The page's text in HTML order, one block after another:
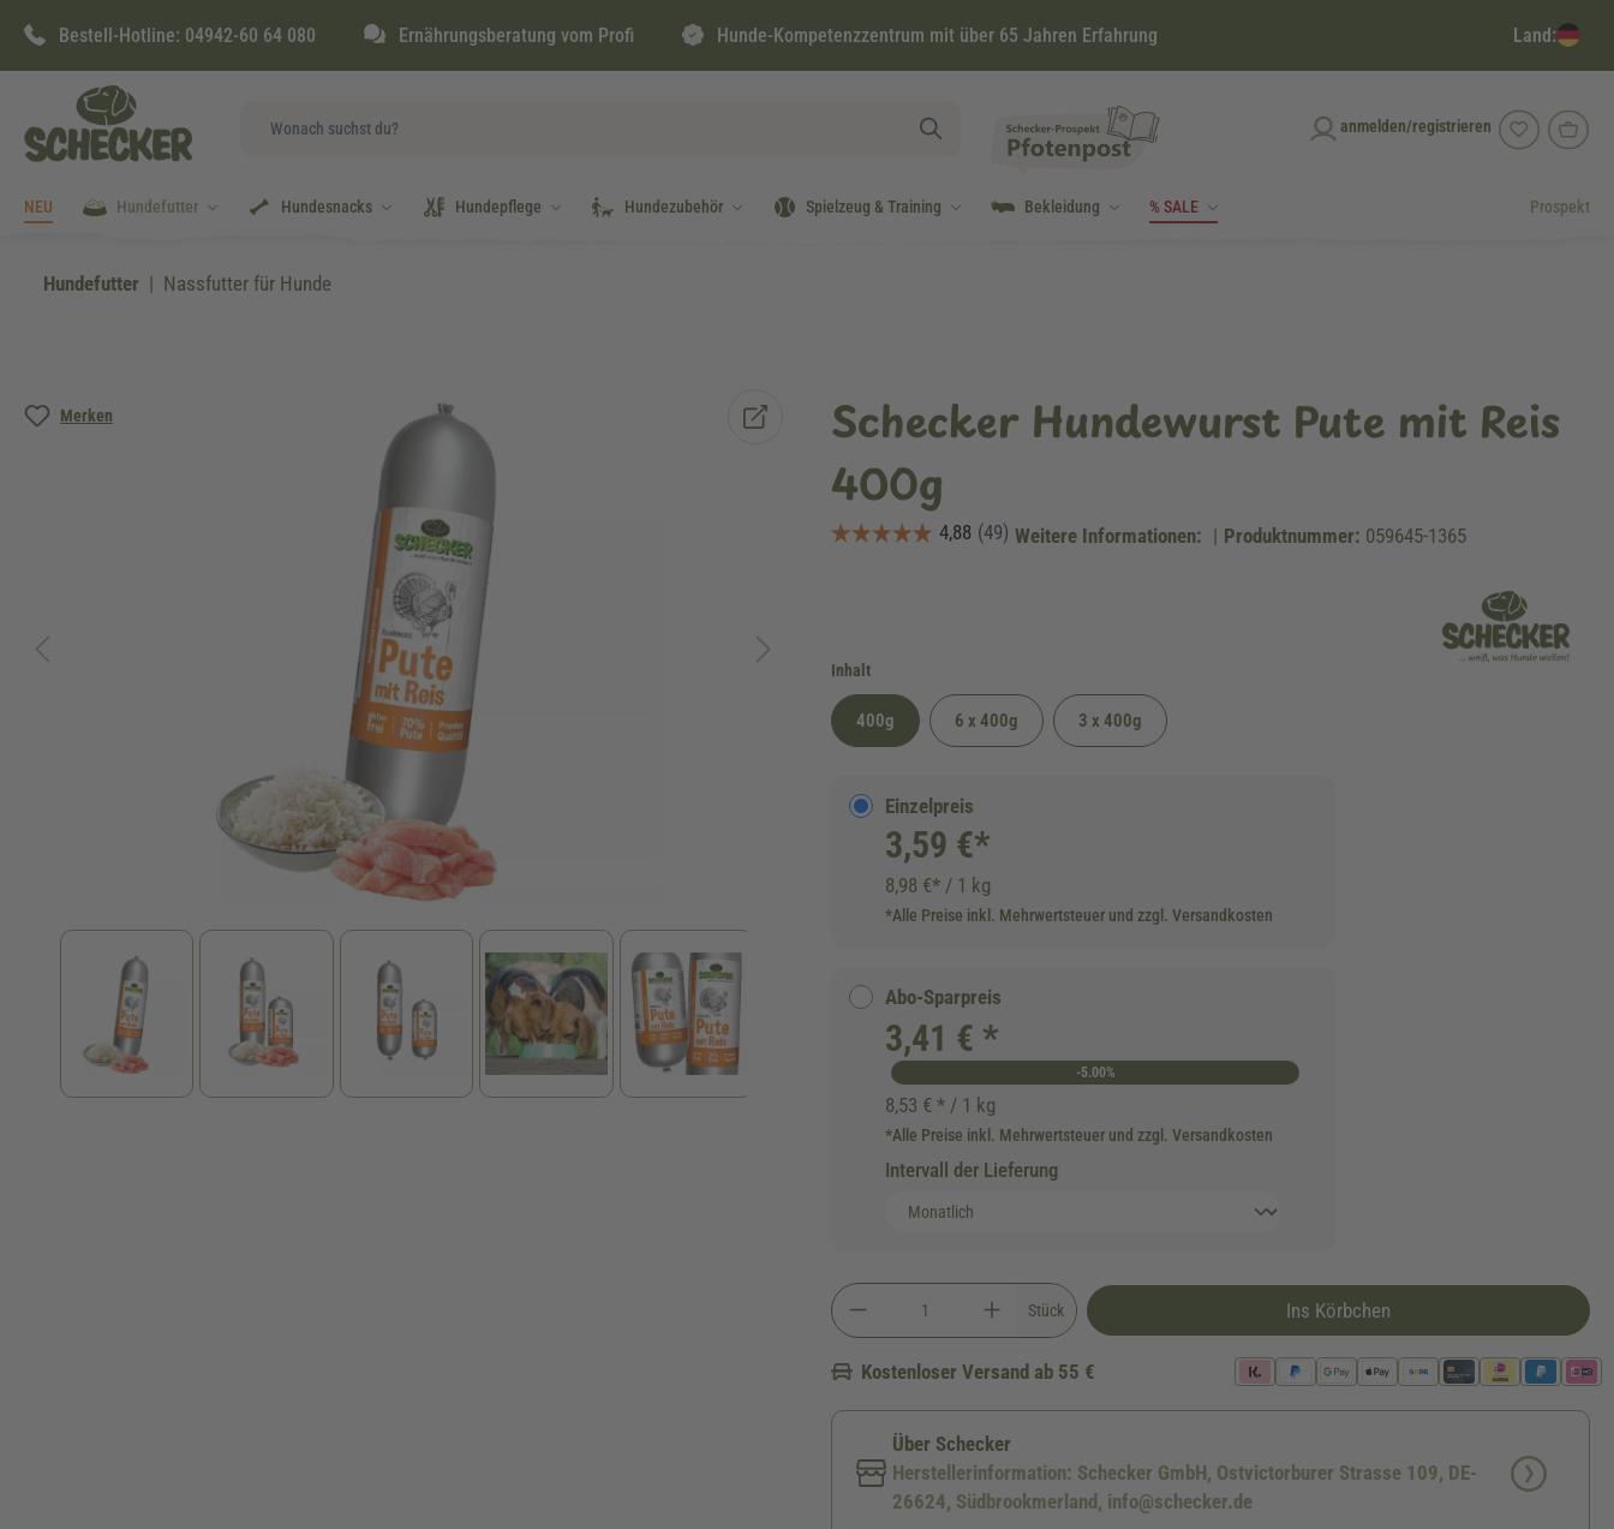
Zur Hauptnavigation springen
Bestell-Hotline: 04942-60 64 080 Ernährungsberatung vom Profi Hunde-Kompetenzzentrum mit über 65 Jahren Erfahrung Land:
anmelden/registrieren
NEU Hundefutter Hundesnacks Hundepflege Hundezubehör Spielzeug & Training Bekleidung % SALE Prospekt
Hundefutter Nassfutter für Hunde
Merken
Bildergalerie überspringen
Schecker Hundewurst Pute mit Reis
400g
Weitere Informationen: | Produktnummer: 059645-1365
Inhaltauswählen
400g 6 x 400g 3 x 400g
Einzelpreis
3,59 €*
8,98 €* / 1 kg
*Alle Preise inkl. Mehrwertsteuer und zzgl. Versandkosten
Abo-Sparpreis
3,41 € *
-5.00%
8,53 € * / 1 kg
*Alle Preise inkl. Mehrwertsteuer und zzgl. Versandkosten
Intervall der Lieferung
Stück Ins Körbchen
Kostenloser Versand ab 55 €
Über Schecker
Herstellerinformation: Schecker GmbH, Ostvictorburer Strasse 109, DE-
26624, Südbrookmerland, info@schecker.de